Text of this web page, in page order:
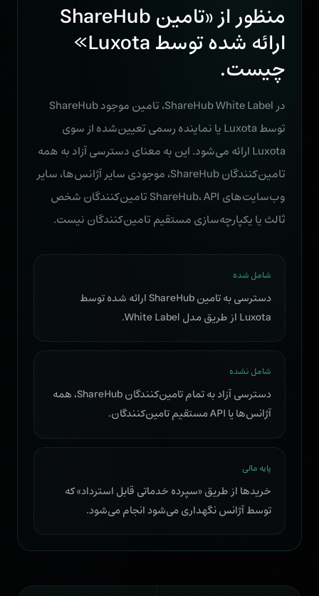
منظور از «تامین ShareHub
ارائه شده توسط Luxota»
چیست.
در ShareHub White Label، تامین موجود ShareHub
توسط Luxota یا نماینده رسمی تعیین‌شده از سوی
Luxota ارائه می‌شود. این به معنای دسترسی آزاد به همه
تامین‌کنندگان ShareHub، موجودی سایر آژانس‌ها، سایر
وب‌سایت‌های ShareHub، API تامین‌کنندگان شخص
ثالث یا یکپارچه‌سازی مستقیم تامین‌کنندگان نیست.
شامل شده
دسترسی به تامین ShareHub ارائه شده توسط
Luxota از طریق مدل White Label.
شامل نشده
دسترسی آزاد به تمام تامین‌کنندگان ShareHub، همه
آژانس‌ها یا API مستقیم تامین‌کنندگان.
پایه مالی
خریدها از طریق «سپرده خدماتی قابل استرداد» که
توسط آژانس نگهداری می‌شود انجام می‌شود.